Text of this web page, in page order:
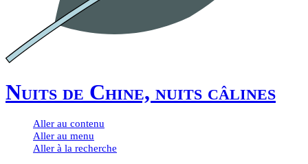
Nuits de Chine, nuits câlines
Aller au contenu
Aller au menu
Aller à la recherche